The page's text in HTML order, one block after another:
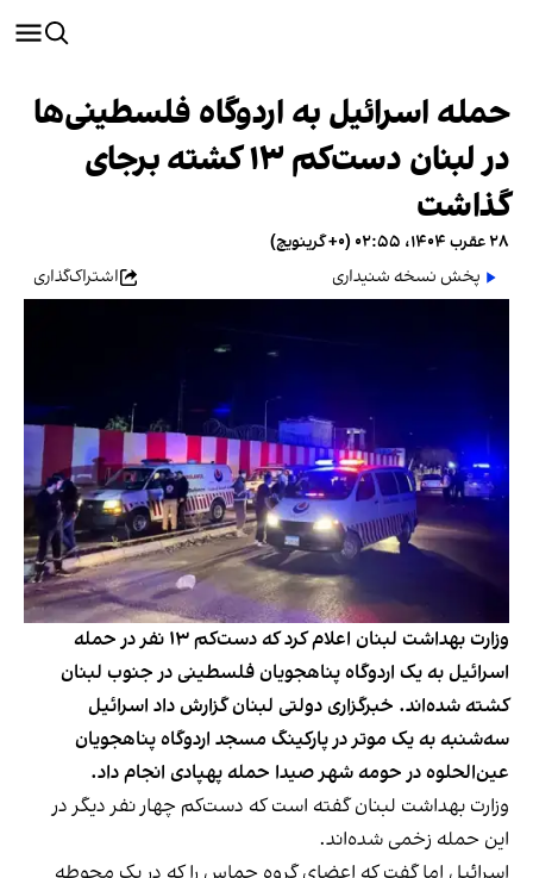
حمله اسرائيل به اردوگاه فلسطینی‌ها
در لبنان دست‌کم ۱۳ کشته برجای
گذاشت
۲۸ عقرب ۱۴۰۴، ۰۲:۵۵ (‎+۰ گرینویچ)
پخش نسخه شنیداری
اشتراک‌گذاری
وزارت بهداشت لبنان اعلام کرد که دست‌کم ۱۳ نفر در حمله
اسرائيل به یک اردوگاه پناهجویان فلسطینی در جنوب لبنان
کشته شده‌اند. خبرگزاری دولتی لبنان گزارش داد اسرائیل
سه‌شنبه به یک موتر در پارکینگ مسجد اردوگاه پناهجویان
عین‌الحلوه در حومه شهر صیدا حمله پهپادی انجام داد.
وزارت بهداشت لبنان گفته است که دست‌کم چهار نفر دیگر در
این حمله زخمی شده‌اند.